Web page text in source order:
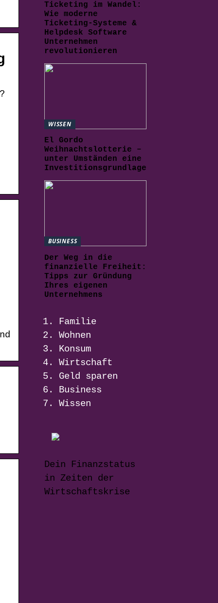
Ticketing im Wandel:
Wie moderne
Ticketing-Systeme &
Helpdesk Software
Unternehmen
revolutionieren
WISSEN
El Gordo
Weihnachtslotterie –
unter Umständen eine
Investitionsgrundlage
BUSINESS
Der Weg in die
finanzielle Freiheit:
Tipps zur Gründung
Ihres eigenen
Unternehmens
Familie
Wohnen
Konsum
Wirtschaft
Geld sparen
Business
Wissen
Dein Finanzstatus
in Zeiten der
Wirtschaftskrise